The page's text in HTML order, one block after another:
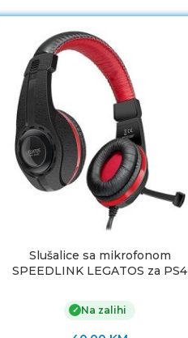
Slušalice sa mikrofonom
SPEEDLINK LEGATOS za PS4
BK
✓ Na zalihi